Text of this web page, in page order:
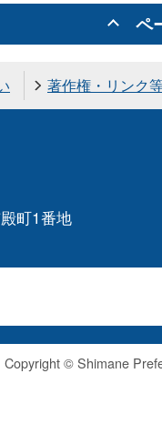
ペ
著作権・リンク
町1番地
Copyright © Shimane